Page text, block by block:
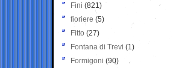
Fini (821)
fioriere (5)
Fitto (27)
Fontana di Trevi (1)
Formigoni (90)